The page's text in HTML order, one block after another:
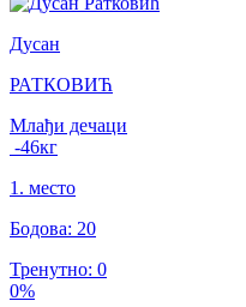
Дусан
РАТКОВИЋ
Млађи дечаци
-46кг
1 . место
Бодова: 20
Тренутно: 0
0%